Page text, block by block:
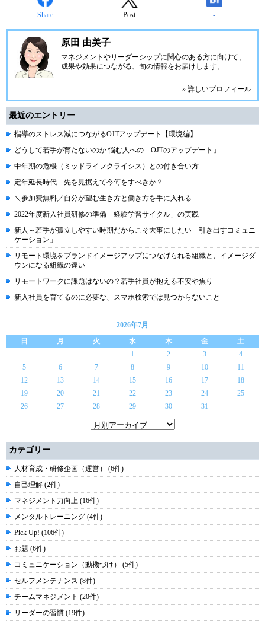
Share Post -
原田 由美子
マネジメントやリーダーシップに関心のある方に向けて、
成果や効果につながる、旬の情報をお届けします。
» 詳しいプロフィール
最近のエントリー
指導のストレス減につながるOJTアップデート【環境編】
どうして若手が育たないのか 悩む人への「OJTのアップデート」
中年期の危機（ミッドライフクライシス）との付き合い方
定年延長時代 先を見据えて今何をすべきか？
＼参加費無料／自分が望む生き方と働き方を手に入れる
2022年度新入社員研修の準備「経験学習サイクル」の実践
新人～若手が孤立しやすい時期だからこそ大事にしたい「引き出すコミュニ
ケーション」
リモート環境をブランドイメージアップにつなげられる組織と、イメージダ
ウンになる組織の違い
リモートワークに課題はないの？若手社員が抱える不安や焦り
新入社員を育てるのに必要な、スマホ検索では見つからないこと
2026年7月
日
月 火 水 木 金
土
1
2 3
4
5
6 7 8 9 10
11
12
13 14 15 16 17
18
19
20 21 22 23 24
25
26
27 28 29 30 31
カテゴリー
人材育成・研修企画（運営） (6件)
自己理解 (2件)
マネジメント力向上 (16件)
メンタルトレーニング (4件)
Pick Up! (106件)
お題 (6件)
コミュニケーション（動機づけ） (5件)
セルフメンテナンス (8件)
チームマネジメント (20件)
リーダーの習慣 (19件)